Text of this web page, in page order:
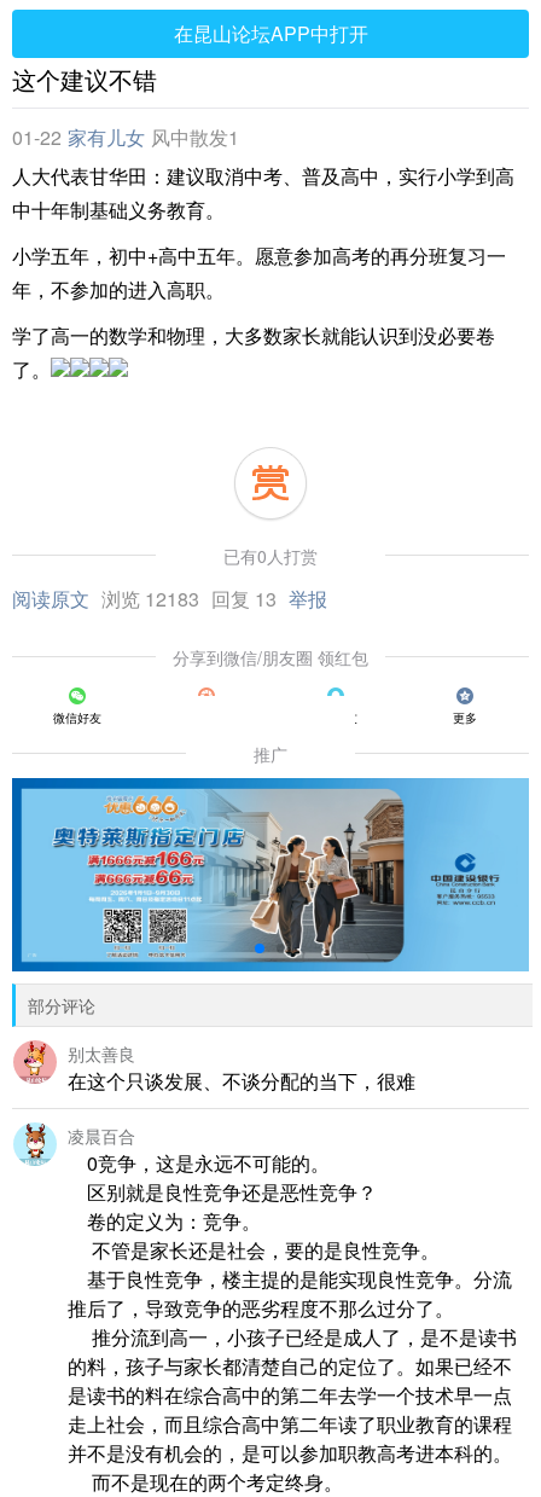
在昆山论坛APP中打开
这个建议不错
01-22 家有儿女 风中散发1
人大代表甘华田：建议取消中考、普及高中，实行小学到高
中十年制基础义务教育。
小学五年，初中+高中五年。愿意参加高考的再分班复习一
年，不参加的进入高职。
学了高一的数学和物理，大多数家长就能认识到没必要卷
了。
已有0人打赏
阅读原文 浏览 12183 回复 13 举报
分享到微信/朋友圈 领红包
微信好友 QQ好友 更多
推广
部分评论
别太善良
在这个只谈发展、不谈分配的当下，很难
凌晨百合
0竞争，这是永远不可能的。
区别就是良性竞争还是恶性竞争？
卷的定义为：竞争。
不管是家长还是社会，要的是良性竞争。
基于良性竞争，楼主提的是能实现良性竞争。分流
推后了，导致竞争的恶劣程度不那么过分了。
推分流到高一，小孩子已经是成人了，是不是读书
的料，孩子与家长都清楚自己的定位了。如果已经不
是读书的料在综合高中的第二年去学一个技术早一点
走上社会，而且综合高中第二年读了职业教育的课程
并不是没有机会的，是可以参加职教高考进本科的。
而不是现在的两个考定终身。